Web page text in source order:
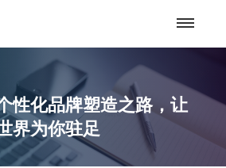
性化品牌塑造之路，让
界为你驻足